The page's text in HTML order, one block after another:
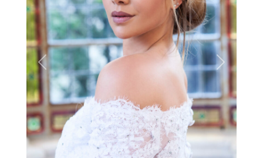
Previous Next